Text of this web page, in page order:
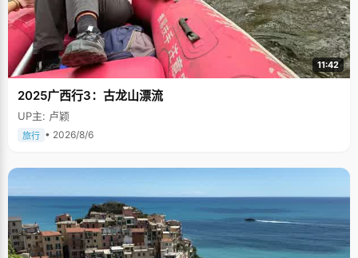
11:42
2025广西行3：古龙山漂流
UP主: 卢颖
旅行 • 2026/8/6